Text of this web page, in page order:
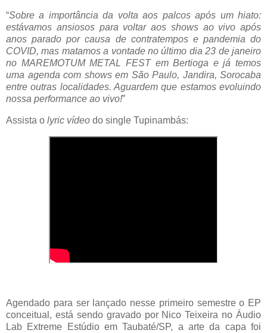
“Sobre a importância da volta aos palcos após um hiato:
estávamos ansiosos para voltar aos shows ao vivo após
anos parado por causa de contratempos e pandemia do
COVID, mas matamos a vontade no último dia 23 de janeiro
no MAREMOTUM METAL FEST em Bertioga e já temos
uma agenda com shows em São Paulo, Jandira, Sorocaba
entre outras localidades. Aguardem que estamos evoluindo
nossa performance ao vivo!”
Assista o lyric vídeo do single Tupinambás:
Agendado para ser lançado nesse primeiro semestre o EP
conceitual, está sendo gravado por Nico Teixeira no Áudio
Lab Extreme Estúdio em Taubaté/SP, a arte da capa foi